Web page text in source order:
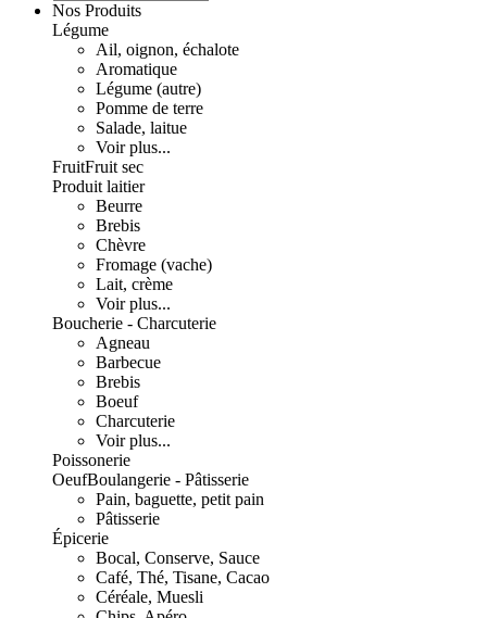
Nos Produits
Légume
Ail, oignon, échalote
Aromatique
Légume (autre)
Pomme de terre
Salade, laitue
Voir plus...
FruitFruit sec
Produit laitier
Beurre
Brebis
Chèvre
Fromage (vache)
Lait, crème
Voir plus...
Boucherie - Charcuterie
Agneau
Barbecue
Brebis
Boeuf
Charcuterie
Voir plus...
Poissonerie
OeufBoulangerie - Pâtisserie
Pain, baguette, petit pain
Pâtisserie
Épicerie
Bocal, Conserve, Sauce
Café, Thé, Tisane, Cacao
Céréale, Muesli